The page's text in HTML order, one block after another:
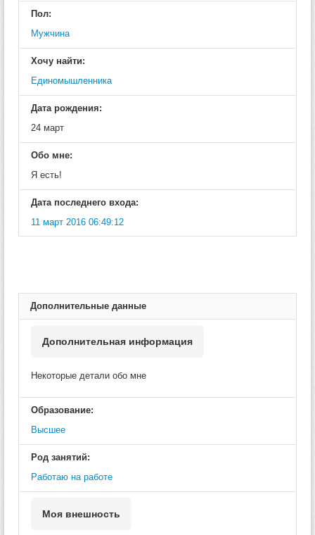
Пол:
Мужчина
Хочу найти:
Единомышленника
Дата рождения:
24 март
Обо мне:
Я есть!
Дата последнего входа:
11 март 2016 06:49:12
Дополнительные данные
Дополнительная информация
Некоторые детали обо мне
Образование:
Высшее
Род занятий:
Работаю на работе
Моя внешность